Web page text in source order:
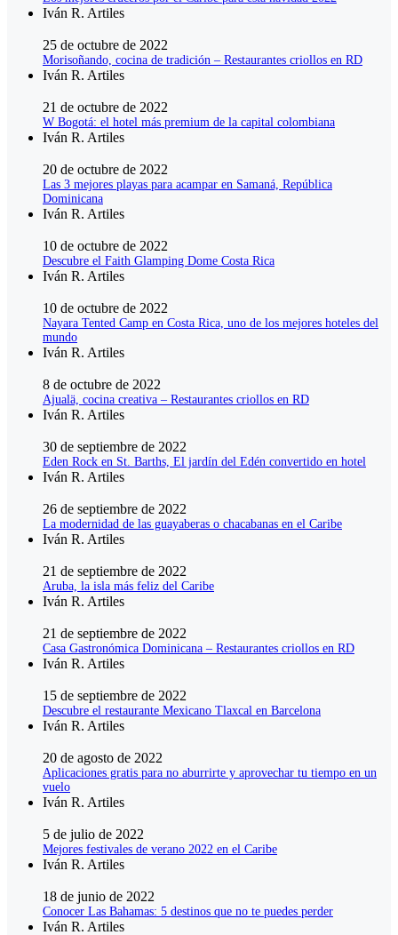
Iván R. Artiles
25 de octubre de 2022
Morisoñando, cocina de tradición – Restaurantes criollos en RD
Iván R. Artiles
21 de octubre de 2022
W Bogotá: el hotel más premium de la capital colombiana
Iván R. Artiles
20 de octubre de 2022
Las 3 mejores playas para acampar en Samaná, República
Dominicana
Iván R. Artiles
10 de octubre de 2022
Descubre el Faith Glamping Dome Costa Rica
Iván R. Artiles
10 de octubre de 2022
Nayara Tented Camp en Costa Rica, uno de los mejores hoteles del
mundo
Iván R. Artiles
8 de octubre de 2022
Ajualä, cocina creativa – Restaurantes criollos en RD
Iván R. Artiles
30 de septiembre de 2022
Eden Rock en St. Barths, El jardín del Edén convertido en hotel
Iván R. Artiles
26 de septiembre de 2022
La modernidad de las guayaberas o chacabanas en el Caribe
Iván R. Artiles
21 de septiembre de 2022
Aruba, la isla más feliz del Caribe
Iván R. Artiles
21 de septiembre de 2022
Casa Gastronómica Dominicana – Restaurantes criollos en RD
Iván R. Artiles
15 de septiembre de 2022
Descubre el restaurante Mexicano Tlaxcal en Barcelona
Iván R. Artiles
20 de agosto de 2022
Aplicaciones gratis para no aburrirte y aprovechar tu tiempo en un
vuelo
Iván R. Artiles
5 de julio de 2022
Mejores festivales de verano 2022 en el Caribe
Iván R. Artiles
18 de junio de 2022
Conocer Las Bahamas: 5 destinos que no te puedes perder
Iván R. Artiles